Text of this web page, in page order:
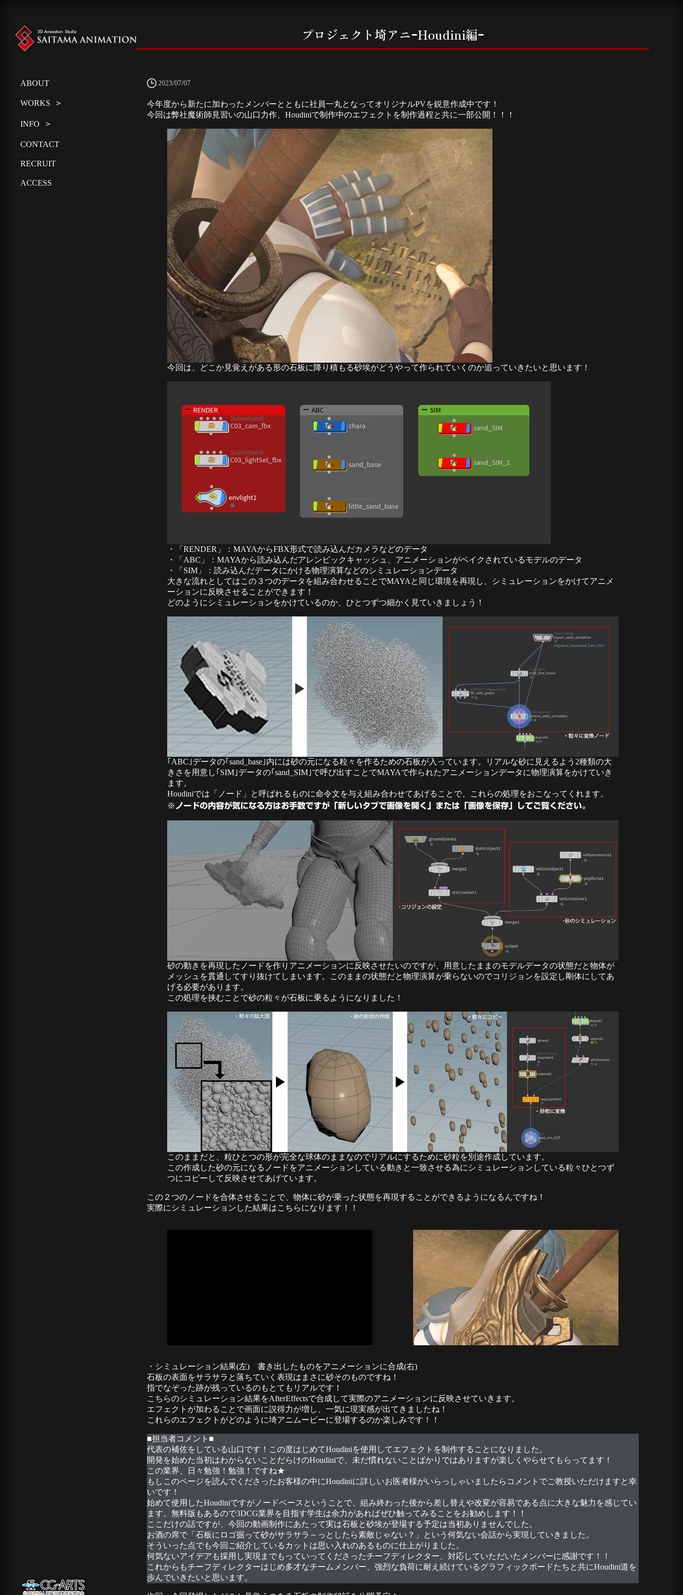
ABOUT
WORKS
INFO
CONTACT
RECRUIT
ACCESS
プロジェクト埼アニｰHoudini編ｰ
2023/07/07
今年度から新たに加わったメンバーとともに社員一丸となってオリジナルPVを鋭意作成中です！
今回は弊社魔術師見習いの山口力作、Houdiniで制作中のエフェクトを制作過程と共に一部公開！！！
今回は、どこか見覚えがある形の石板に降り積もる砂埃がどうやって作られていくのか追っていきたいと思います！
・「RENDER」：MAYAからFBX形式で読み込んだカメラなどのデータ
・「ABC」：MAYAから読み込んだアレンビックキャッシュ、アニメーションがベイクされているモデルのデータ
・「SIM」：読み込んだデータにかける物理演算などのシミュレーションデータ
大きな流れとしてはこの３つのデータを組み合わせることでMAYAと同じ環境を再現し、シミュレーションをかけてアニメ
ーションに反映させることができます！
どのようにシミュレーションをかけているのか、ひとつずつ細かく見ていきましょう！
｢ABC｣データの｢sand_base｣内には砂の元になる粒々を作るための石板が入っています。リアルな砂に見えるよう2種類の大
きさを用意し｢SIM｣データの｢sand_SIM｣で呼び出すことでMAYAで作られたアニメーションデータに物理演算をかけていき
ます。
Houdiniでは「ノード」と呼ばれるものに命令文を与え組み合わせてあげることで、これらの処理をおこなってくれます。
※ノードの内容が気になる方はお手数ですが「新しいタブで画像を開く」または「画像を保存」してご覧ください。
砂の動きを再現したノードを作りアニメーションに反映させたいのですが、用意したままのモデルデータの状態だと物体が
メッシュを貫通してすり抜けてしまいます。このままの状態だと物理演算が乗らないのでコリジョンを設定し剛体にしてあ
げる必要があります。
この処理を挟むことで砂の粒々が石板に乗るようになりました！
このままだと、粒ひとつの形が完全な球体のままなのでリアルにするために砂粒を別途作成しています。
この作成した砂の元になるノードをアニメーションしている動きと一致させる為にシミュレーションしている粒々ひとつず
つにコピーして反映させてあげています。
この２つのノードを合体させることで、物体に砂が乗った状態を再現することができるようになるんですね！
実際にシミュレーションした結果はこちらになります！！
・シミュレーション結果(左) 書き出したものをアニメーションに合成(右)
石板の表面をサラサラと落ちていく表現はまさに砂そのものですね！
指でなぞった跡が残っているのもとてもリアルです！
こちらのシミュレーション結果をAfterEffectsで合成して実際のアニメーションに反映させていきます。
エフェクトが加わることで画面に説得力が増し、一気に現実感が出てきましたね！
これらのエフェクトがどのように埼アニムービーに登場するのか楽しみです！！
■担当者コメント■
代表の補佐をしている山口です！この度はじめてHoudiniを使用してエフェクトを制作することになりました。
開発を始めた当初はわからないことだらけのHoudiniで、未だ慣れないことばかりではありますが楽しくやらせてもらってます！
この業界、日々勉強！勉強！ですね★
もしこのページを読んでくださったお客様の中にHoudiniに詳しいお医者様がいらっしゃいましたらコメントでご教授いただけますと幸
いです！
始めて使用したHoudiniですがノードベースということで、組み終わった後から差し替えや改変が容易である点に大きな魅力を感じてい
ます。無料版もあるので3DCG業界を目指す学生は余力があればぜひ触ってみることをお勧めします！！
ここだけの話ですが、今回の動画制作にあたって実は石板と砂埃が登場する予定は当初ありませんでした。
お酒の席で「石板にロゴ掘って砂がサラサラ～っとしたら素敵じゃない？」という何気ない会話から実現していきました。
そういった点でも今回ご紹介しているカットは思い入れのあるものに仕上がりました。
何気ないアイデアも採用し実現までもっていってくださったチーフディレクター、対応していただいたメンバーに感謝です！！
これからもチーフディレクターはじめ多才なチームメンバー、強烈な負荷に耐え続けているグラフィックボードたちと共にHoudini道を
歩んでいきたいと思います。